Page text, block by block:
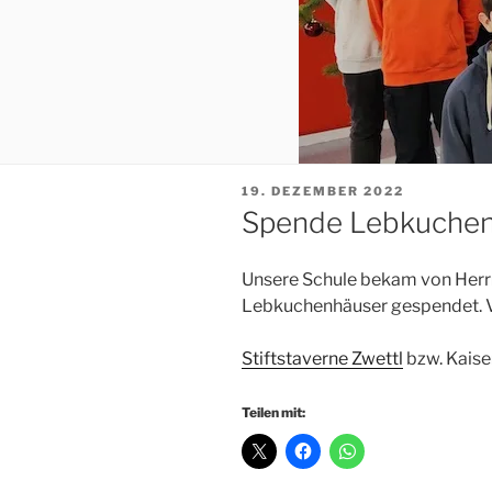
VERÖFFENTLICHT
AM
19. DEZEMBER 2022
Spende
Unsere Schule bekam von
Lebkuchenhäuser gespendet.
Stiftstaverne Zwettl bzw.
Teilen mit: